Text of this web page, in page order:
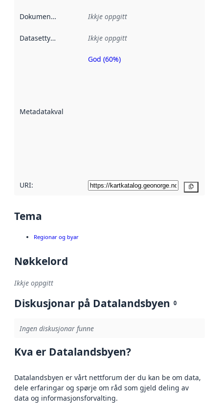
Dokumentasjon Ikkje oppgitt
Datasettype Ikkje oppgitt
Metadatakvalitet
Metadatakvalitet
God (60%)
URI:
Tema
Regionar og byar
Nøkkelord
Ikkje oppgitt
Diskusjonar på Datalandsbyen 0
Ingen diskusjonar funne
Kva er Datalandsbyen?
Datalandsbyen er vårt nettforum der du kan be om data,
dele erfaringar og spørje om råd som gjeld deling av
data og informasjonsforvalting.